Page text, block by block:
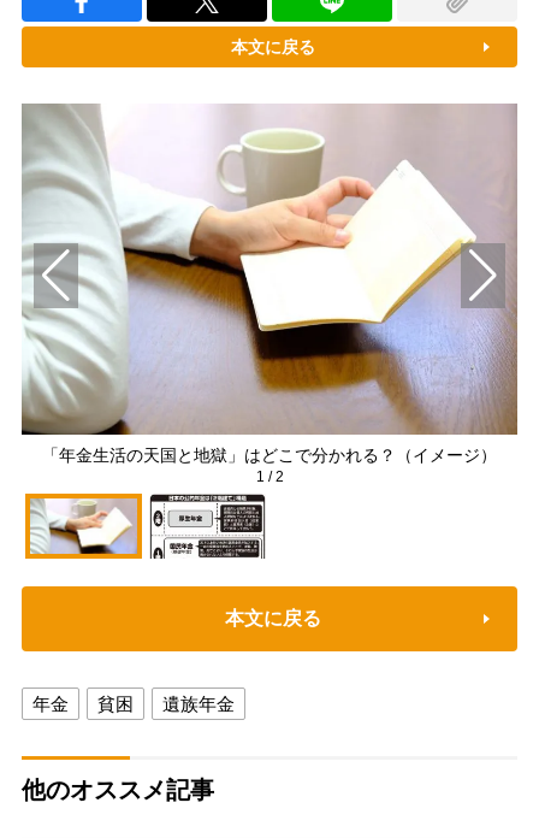
本文に戻る
「年金生活の天国と地獄」はどこで分かれる？（イメージ）
1 /2
本文に戻る
年金 貧困 遺族年金
他のオススメ記事